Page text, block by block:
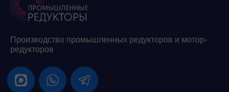
Производство промышленных редукторов и мотор-
редукторов